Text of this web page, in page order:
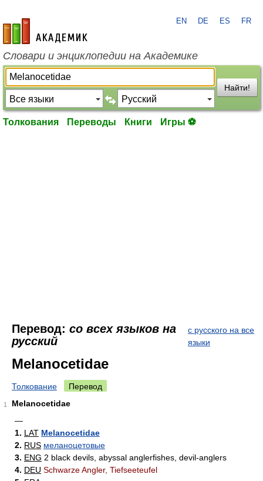
academic.ru
EN DE ES FR
Словари и энциклопедии на Академике
Найти!
Толкования Переводы Книги Игры ⚽
Перевод: со всех языков на
русский
с русского на все
языки
Melanocetidae
Толкование Перевод
1
Melanocetidae
—
1. LAT Melanocetidae
2. RUS меланоцетовые
3. ENG 2 black devils, abyssal anglerfishes, devil-anglers
4. DEU Schwarze Angler, Tiefseeteufel